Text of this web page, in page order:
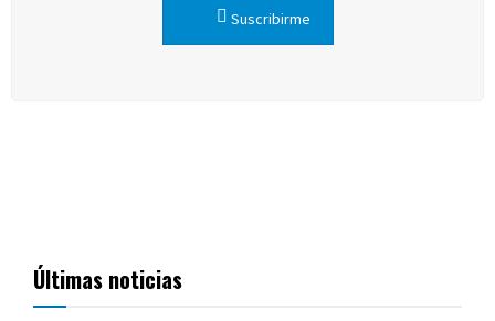
Suscribirme
Últimas noticias